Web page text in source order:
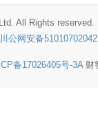
All Rights reserved.
川公网安备
备17026405号-3A财